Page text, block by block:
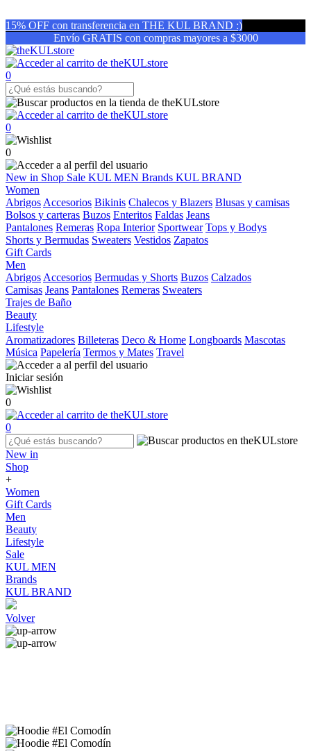
15% OFF con transferencia en THE KUL BRAND :)
Envío GRATIS con compras mayores a $3000
0
0
0
New in Shop Sale KUL MEN Brands KUL BRAND
Women
Abrigos Accesorios Bikinis Chalecos y Blazers Blusas y camisas
Bolsos y carteras Buzos Enteritos Faldas Jeans
Pantalones Remeras Ropa Interior Sportwear Tops y Bodys
Shorts y Bermudas Sweaters Vestidos Zapatos
Gift Cards
Men
Abrigos Accesorios Bermudas y Shorts Buzos Calzados
Camisas Jeans Pantalones Remeras Sweaters
Trajes de Baño
Beauty
Lifestyle
Aromatizadores Billeteras Deco & Home Longboards Mascotas
Música Papelería Termos y Mates Travel
Iniciar sesión
0
0
New in
Shop
+
Women
Gift Cards
Men
Beauty
Lifestyle
Sale
KUL MEN
Brands
KUL BRAND
Volver